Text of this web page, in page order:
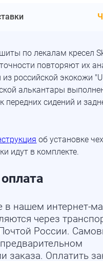
по лекалам кресел
повторяют их
российской экокожи
алькантары
передних сидений и
об установке
идут в комплекте.
в нашем интернет-
через
России.
заказа. Оплатить